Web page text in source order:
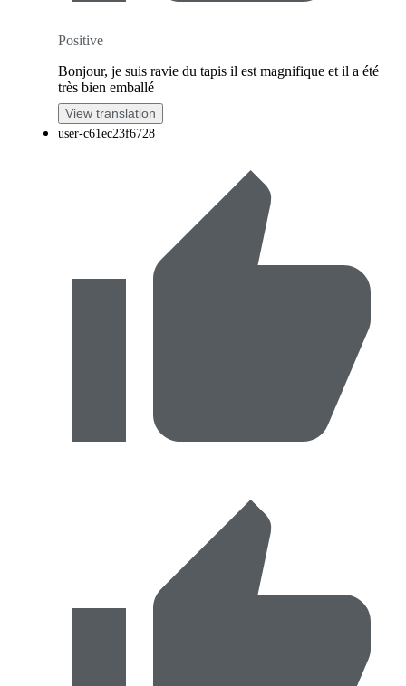
Positive
Bonjour, je suis ravie du tapis il est magnifique et il a été
très bien emballé
View translation
user-c61ec23f6728